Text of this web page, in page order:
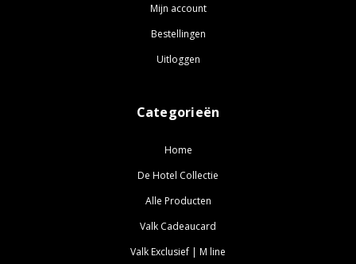
Mijn account
Bestellingen
Uitloggen
Categorieën
Home
De Hotel Collectie
Alle Producten
Valk Cadeaucard
Valk Exclusief | M line